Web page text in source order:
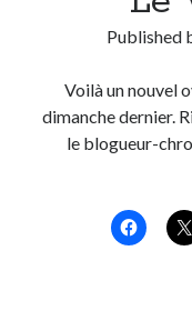
Published
Voilà un nouvel
dimanche dernier.
le blogueur-